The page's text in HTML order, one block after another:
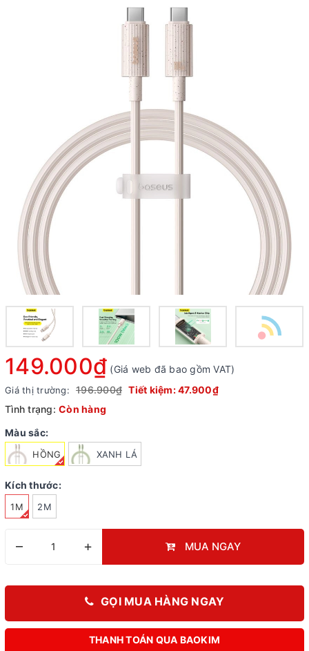
149.000₫ (Giá web đã bao gồm VAT)
Giá thị trường: 196.900₫ Tiết kiệm:47.900₫
Tình trạng: Còn hàng
Màu sắc:
HỒNG XANH LÁ
Kích thước:
1M 2M
– + MUA NGAY
GỌI MUA HÀNG NGAY
THANH TOÁN QUA BAOKIM